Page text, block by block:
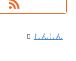
しんしん